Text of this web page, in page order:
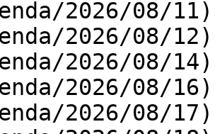
2026/08/
2026/08/
2026/08/
2026/08/
2026/08/